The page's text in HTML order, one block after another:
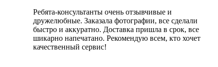
Ребята-консультанты очень отзывчивые и
дружелюбные. Заказала фотографии, все сделали
быстро и аккуратно. Доставка пришла в срок, все
шикарно напечатано. Рекомендую всем, кто хочет
качественный сервис!